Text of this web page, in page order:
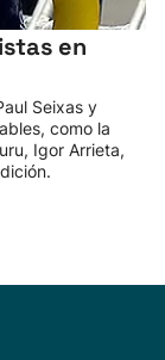
en
Seixas y
como la
Igor Arrieta,